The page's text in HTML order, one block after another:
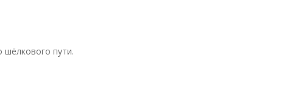
шёлкового пути.